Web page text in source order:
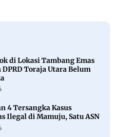
di Lokasi Tambang Emas
Toraja Utara Belum
4 Tersangka Kasus
Ilegal di Mamuju, Satu ASN